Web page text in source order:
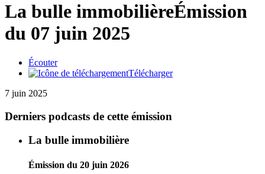
La bulle immobilièreÉmission
du 07 juin 2025
Écouter
Télécharger
7 juin 2025
Derniers podcasts de cette émission
La bulle immobilière
Émission du 20 juin 2026